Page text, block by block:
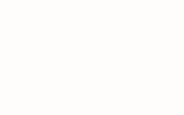
Di sinilah kita perlu bicara serius
Membedah Konsep